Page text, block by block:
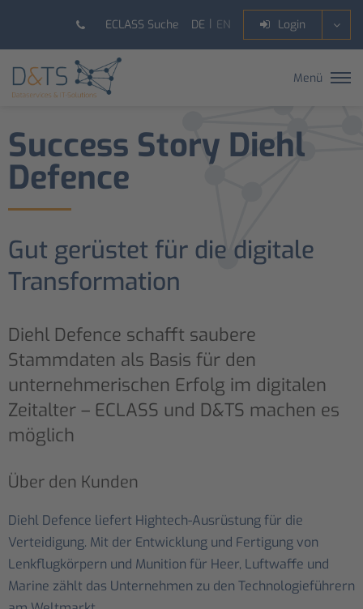
ECLASS Suche DE EN Login
Menü
Success Story Diehl
Defence
Gut gerüstet für die digitale
Transformation
Diehl Defence schafft saubere
Stammdaten als Basis für den
unternehmerischen Erfolg im digitalen
Zeitalter – ECLASS und D&TS machen es
möglich
Über den Kunden
Diehl Defence liefert Hightech-Ausrüstung für die
Verteidigung. Mit der Entwicklung und Fertigung von
Lenkflugkörpern und Munition für Heer, Luftwaffe und
Marine zählt das Unternehmen zu den Technologieführern